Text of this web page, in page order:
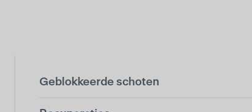
Geblokkeerde schoten